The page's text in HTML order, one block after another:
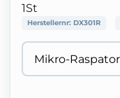
1St
Herstellernr: DX301R